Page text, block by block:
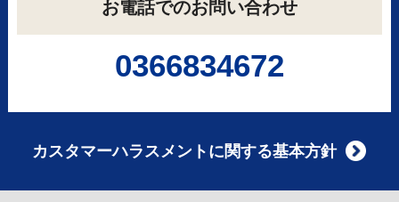
お電話でのお問い合わせ
0366834672
カスタマーハラスメントに関する基本方針